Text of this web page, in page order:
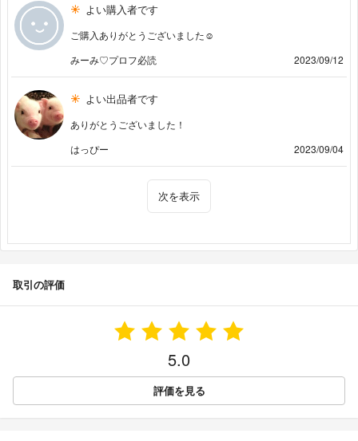
よい購入者です
ご購入ありがとうございました☺︎
みーみ♡プロフ必読
2023/09/12
よい出品者です
ありがとうございました！
はっぴー
2023/09/04
次を表示
取引の評価
5.0
評価を見る